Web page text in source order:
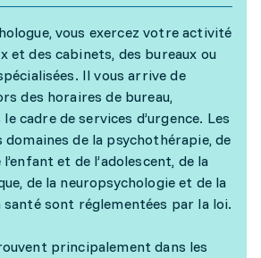
vous exercez votre activité
et des cabinets, des bureaux ou
Il vous arrive de
des horaires de bureau,
cadre de services d’urgence. Les
de la psychothérapie, de
et de l’adolescent, de la
de la neuropsychologie et de la
santé sont réglementées par la loi.
principalement dans les